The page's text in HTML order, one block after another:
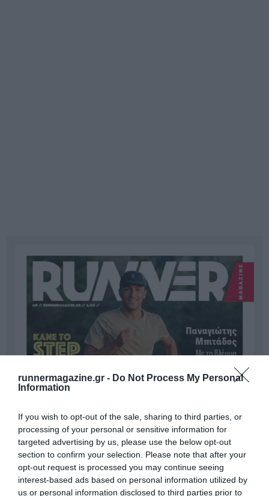
runnermagazine.gr - Do Not Process My Personal
Information
If you wish to opt-out of the sale, sharing to third parties, or
processing of your personal or sensitive information for
targeted advertising by us, please use the below opt-out
section to confirm your selection. Please note that after your
opt-out request is processed you may continue seeing
interest-based ads based on personal information utilized by
us or personal information disclosed to third parties prior to